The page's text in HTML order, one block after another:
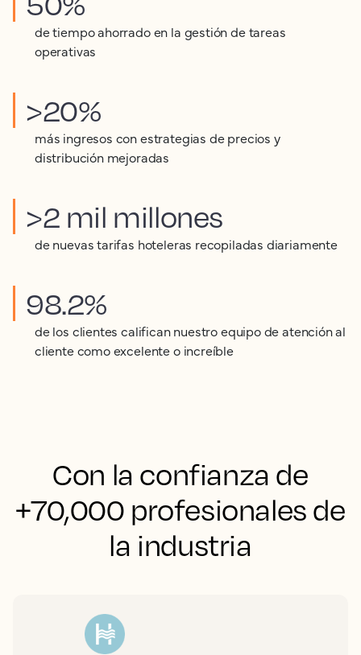
de tiempo ahorrado en la gestión de tareas
operativas
>20%
más ingresos con estrategias de precios y
distribución mejoradas
>2 mil millones
de nuevas tarifas hoteleras recopiladas diariamente
98.2%
de los clientes califican nuestro equipo de atención al
cliente como excelente o increíble
Con la confianza de
+70,000 profesionales de
la industria